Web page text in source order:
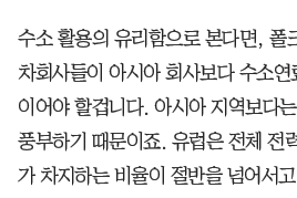
수소 활용의 유리함으로 본다면, 폴
차회사들이 아시아 회사보다 수소
이어야 할겁니다. 아시아 지역보다
풍부하기 때문이죠. 유럽은 전체 전
가 차지하는 비율이 절반을 넘어서